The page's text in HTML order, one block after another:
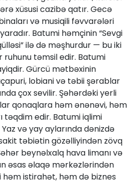
xüsusi cazibə qatır. Gecə
və musiqili fəvvarələri
Batumi həmçinin “Sevgi
ilə də məşhurdur — bu iki
ruhunu təmsil edir. Batumi
Gürcü mətbəxinin
lobiani və təbii şərablar
çox sevilir. Şəhərdəki yerli
qonaqlara həm ənənəvi, həm
təqdim edir. Batumi iqlimi
və yay aylarında dənizdə
təbiətin gözəlliyindən zövq
beynəlxalq hava limanı və
əsas əlaqə mərkəzlərindən
həm istirahət, həm də biznes